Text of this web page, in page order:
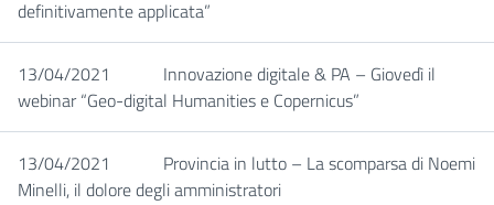
definitivamente applicata”
13/04/2021
Innovazione digitale & PA – Giovedì il
webinar “Geo-digital Humanities e Copernicus”
13/04/2021
Provincia in lutto – La scomparsa di Noemi
Minelli, il dolore degli amministratori